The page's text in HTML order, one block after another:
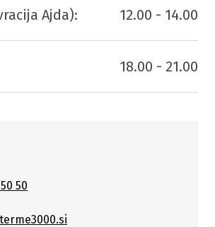
Ajda): 12.00 - 14.00
18.00 - 21.00
50